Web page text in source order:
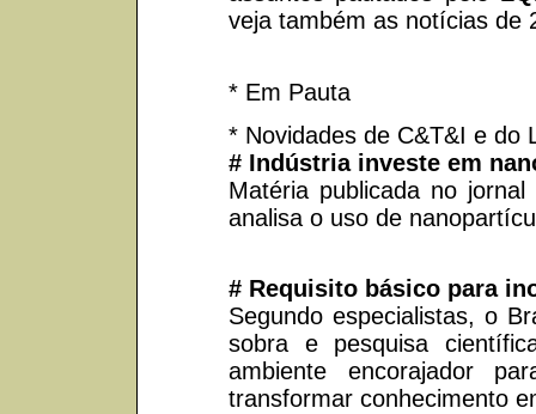
veja também as notícias de
* Em Pauta
* Novidades de C&T&I e do
# Indústria investe em
Matéria publicada no
analisa o uso de
# Requisito básico para
Segundo especialistas, o
sobra e pesquisa
ambiente encorajador
transformar conhecimento